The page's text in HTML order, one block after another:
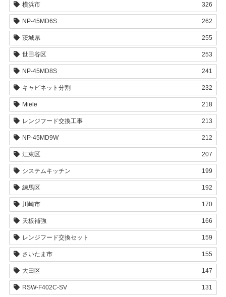
横浜市 326
NP-45MD6S 262
茨城県 255
世田谷区 253
NP-45MD8S 241
キャビネット分割 232
Miele 218
レンジフード交換工事 213
NP-45MD9W 212
江東区 207
システムキッチン 199
練馬区 192
川崎市 170
天板補強 166
レンジフード交換セット 159
さいたま市 155
大田区 147
RSW-F402C-SV 131